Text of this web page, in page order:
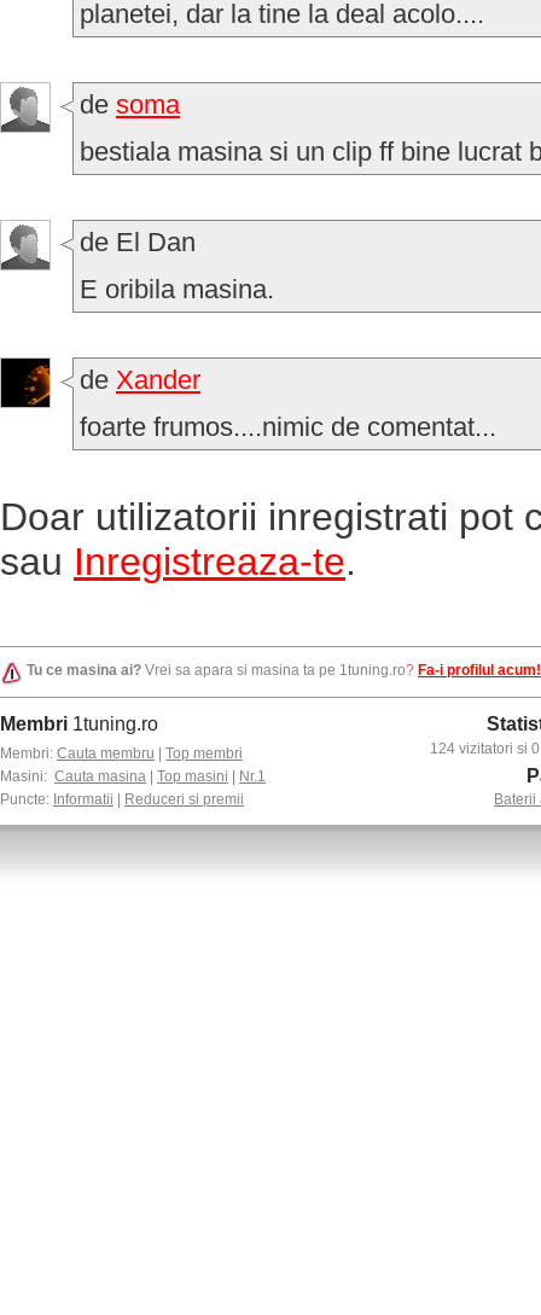
planetei, dar la tine la deal acolo....
de soma
bestiala masina si un clip ff bine lucrat
de El Dan
E oribila masina.
de Xander
foarte frumos....nimic de comentat...
Doar utilizatorii inregistrati pot
sau Inregistreaza-te.
Tu ce masina ai? Vrei sa apara si masina ta pe 1tuning.ro? Fa-i profilul acum!
Membri 1tuning.ro
Membri: Cauta membru
Top membri
Masini: Cauta masina Top masini
Nr.1
Puncte: Informatii Reduceri si premii
124 vizitatori si